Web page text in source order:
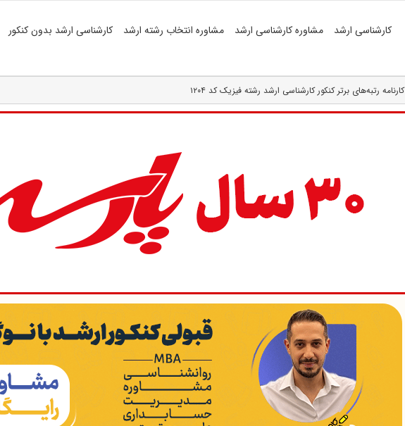
کارشناسی ارشد مشاوره کارشناسی ارشد مشاوره انتخاب رشته ارشد کارشناسی ارشد بدون کنکور
کارنامه رتبه‌های برتر کنکور کارشناسی ارشد رشته فیزیک کد ۱۲۰۴